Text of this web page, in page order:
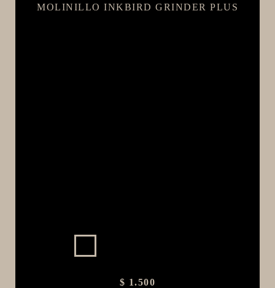
**PIZZA STORE**
MOLINILLO INKBIRD GRINDER PLUS
$ 1.500